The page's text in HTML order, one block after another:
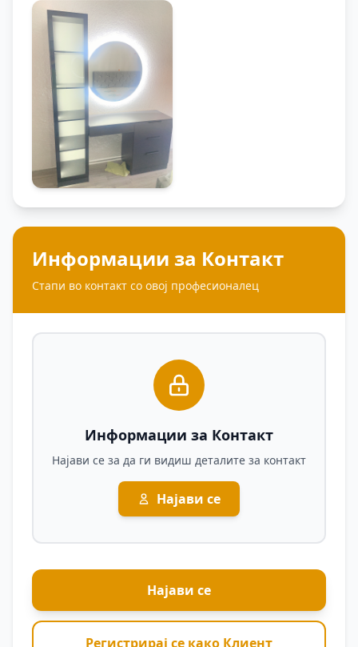
Информации за Контакт
Стапи во контакт со овој професионалец
Информации за Контакт
Најави се за да ги видиш деталите за контакт
Најави се
Најави се
Регистрирај се како Клиент